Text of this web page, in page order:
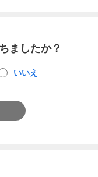
ましたか？
いいえ